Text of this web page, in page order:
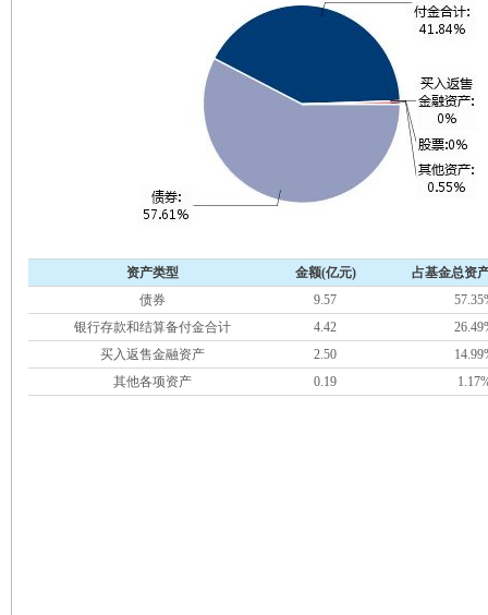
资产类型 金额(亿元)
占基金总资
债券
9.57
银行存款和结算备付金合计
4.42
买入返售金融资产
2.50
其他各项资产
0.19